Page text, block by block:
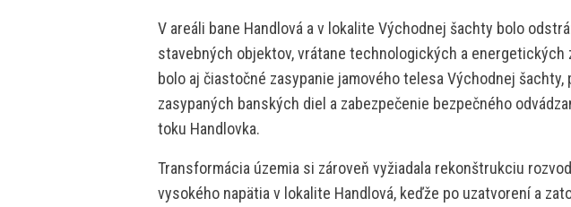
V areáli bane Handlová a v lokalite Východnej šachty bolo
stavebných objektov, vrátane technologických a energetických
bolo aj čiastočné zasypanie jamového telesa Východnej šachty,
zasypaných banských diel a zabezpečenie bezpečného
toku Handlovka.
Transformácia územia si zároveň vyžiadala rekonštrukciu
vysokého napätia v lokalite Handlová, keďže po uzatvorení a